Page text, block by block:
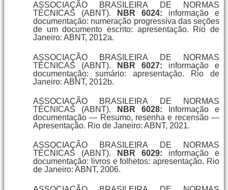
ASSOCIAÇÃO BRASILEIRA DE NORMAS
TÉCNICAS (ABNT).
NBR 6024: informação e
documentação: numeração progressiva das seções
de um documento escrito: apresentação. Rio de
Janeiro: ABNT, 2012a.
ASSOCIAÇÃO BRASILEIRA DE NORMAS
TÉCNICAS (ABNT).
NBR 6027: informação e
documentação: sumário: apresentação. Rio de
Janeiro: ABNT, 2012b.
ASSOCIAÇÃO BRASILEIRA DE NORMAS
TÉCNICAS (ABNT).
NBR 6028: Informação e
documentação — Resumo, resenha e recensão —
Apresentação. Rio de Janeiro: ABNT, 2021.
ASSOCIAÇÃO BRASILEIRA DE NORMAS
TÉCNICAS (ABNT).
NBR 6029: informação e
documentação: livros e folhetos: apresentação. Rio
de Janeiro: ABNT, 2006.